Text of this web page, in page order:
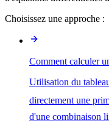
Choisissez une approche :
Comment calculer
Utilisation du
directement une
d'une combinaison